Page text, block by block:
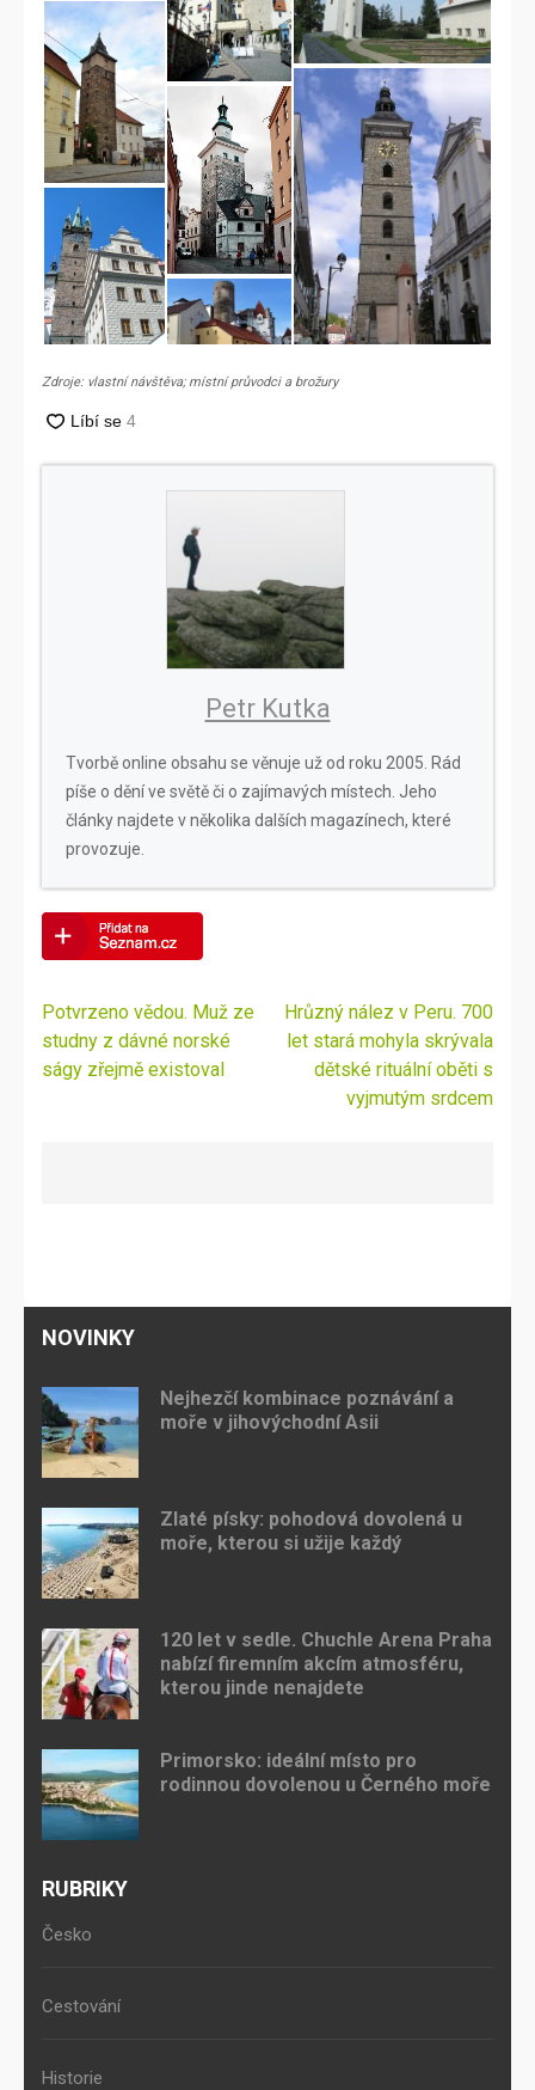
Zdroje: vlastní návštěva; místní průvodci a brožury
Petr Kutka
Tvorbě online obsahu se věnuje už od roku 2005. Rád
píše o dění ve světě či o zajímavých místech. Jeho
články najdete v několika dalších magazínech, které
provozuje.
Navigace
pro
příspěvek
Potvrzeno vědou. Muž ze
studny z dávné norské
ságy zřejmě existoval
Hrůzný nález v Peru. 700
let stará mohyla skrývala
dětské rituální oběti s
vyjmutým srdcem
NOVINKY
Nejhezčí kombinace poznávání a
moře v jihovýchodní Asii
Zlaté písky: pohodová dovolená u
moře, kterou si užije každý
120 let v sedle. Chuchle Arena Praha
nabízí firemním akcím atmosféru,
kterou jinde nenajdete
Primorsko: ideální místo pro
rodinnou dovolenou u Černého moře
RUBRIKY
Česko
Cestování
Historie